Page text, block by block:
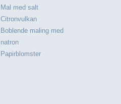
Mal med salt
Citronvulkan
Boblende maling med
natron
Papirblomster